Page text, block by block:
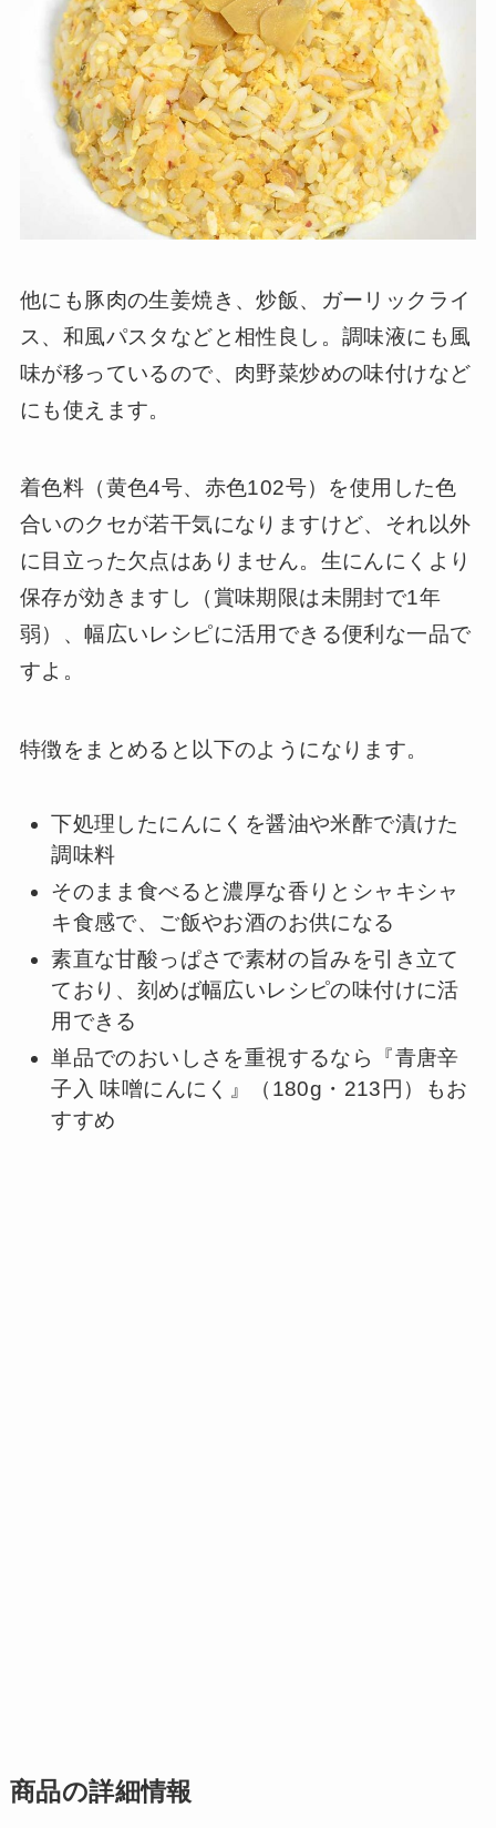
他にも豚肉の生姜焼き、炒飯、ガーリックライ
ス、和風パスタなどと相性良し。調味液にも風
味が移っているので、肉野菜炒めの味付けなど
にも使えます。
着色料（黄色4号、赤色102号）を使用した色
合いのクセが若干気になりますけど、それ以外
に目立った欠点はありません。生にんにくより
保存が効きますし（賞味期限は未開封で1年
弱）、幅広いレシピに活用できる便利な一品で
すよ。
特徴をまとめると以下のようになります。
下処理したにんにくを醤油や米酢で漬けた
調味料
そのまま食べると濃厚な香りとシャキシャ
キ食感で、ご飯やお酒のお供になる
素直な甘酸っぱさで素材の旨みを引き立て
ており、刻めば幅広いレシピの味付けに活
用できる
単品でのおいしさを重視するなら『青唐辛
子入 味噌にんにく』（180g・213円）もお
すすめ
商品の詳細情報